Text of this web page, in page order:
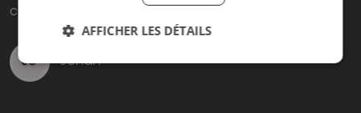
car le gabarit de perçage correspondait. ”
Johan
AFFICHER LES DÉTAILS